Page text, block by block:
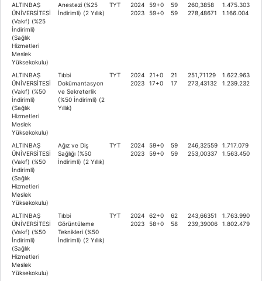
ALTINBAŞ
ÜNİVERSİTESİ
(Vakıf) (%25
İndirimli)
(Sağlık
Hizmetleri
Meslek
Yüksekokulu)
Anestezi (%25
İndirimli) (2 Yıllık)
TYT
2024
2023
59+0
59+0
59
59
260,3858
278,48671
1.475.303
1.166.004
ALTINBAŞ
ÜNİVERSİTESİ
(Vakıf) (%50
İndirimli)
(Sağlık
Hizmetleri
Meslek
Yüksekokulu)
Tıbbi
Dokümantasyon
ve Sekreterlik
(%50 İndirimli) (2
Yıllık)
TYT
2024
2023
21+0
17+0
21
17
251,71129
273,43132
1.622.963
1.239.232
ALTINBAŞ
ÜNİVERSİTESİ
(Vakıf) (%50
İndirimli)
(Sağlık
Hizmetleri
Meslek
Yüksekokulu)
Ağız ve Diş
Sağlığı (%50
İndirimli) (2 Yıllık)
TYT
2024
2023
59+0
59+0
59
59
246,32559
253,00337
1.717.079
1.563.450
ALTINBAŞ
ÜNİVERSİTESİ
(Vakıf) (%50
İndirimli)
(Sağlık
Hizmetleri
Meslek
Yüksekokulu)
Tıbbi
Görüntüleme
Teknikleri (%50
İndirimli) (2 Yıllık)
TYT
2024
2023
62+0
58+0
62
58
243,66351
239,39006
1.763.990
1.802.479